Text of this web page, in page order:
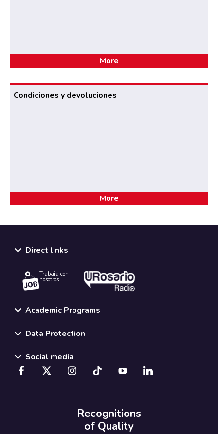
More
Condiciones y devoluciones
More
Direct links
Trabaja con
nosotros.
Academic Programs
Data Protection
Social media
Recognitions
of Quality